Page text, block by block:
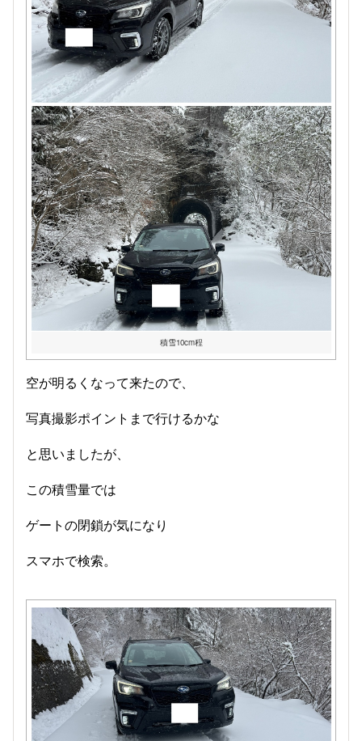
積雪10cm程
空が明るくなって来たので、
写真撮影ポイントまで行けるかな
と思いましたが、
この積雪量では
ゲートの閉鎖が気になり
スマホで検索。